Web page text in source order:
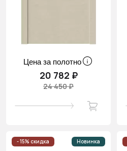
Цена за полотно
20 782 ₽
24 450 ₽
- 15% скидка Новинка